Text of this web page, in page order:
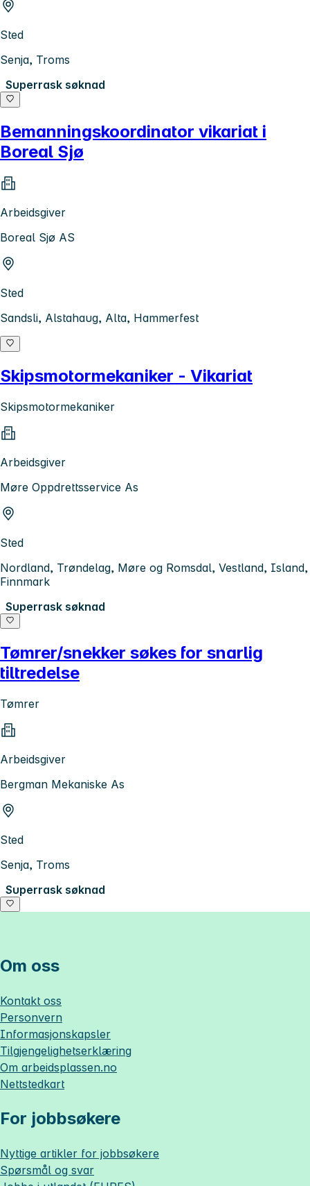
Sted
Senja, Troms
Superrask søknad
Bemanningskoordinator vikariat i
Boreal Sjø
Arbeidsgiver
Boreal Sjø AS
Sted
Sandsli, Alstahaug, Alta, Hammerfest
Skipsmotormekaniker - Vikariat
Skipsmotormekaniker
Arbeidsgiver
Møre Oppdrettsservice As
Sted
Nordland, Trøndelag, Møre og Romsdal, Vestland, Island,
Finnmark
Superrask søknad
Tømrer/snekker søkes for snarlig
tiltredelse
Tømrer
Arbeidsgiver
Bergman Mekaniske As
Sted
Senja, Troms
Superrask søknad
Om oss
Kontakt oss
Personvern
Informasjonskapsler
Tilgjengelighetserklæring
Om arbeidsplassen.no
Nettstedkart
For jobbsøkere
Nyttige artikler for jobbsøkere
Spørsmål og svar